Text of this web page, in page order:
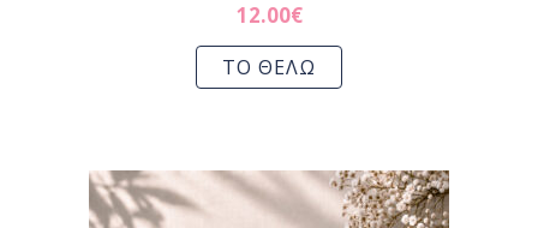
12.00€
ΤΟ ΘΕΛΩ